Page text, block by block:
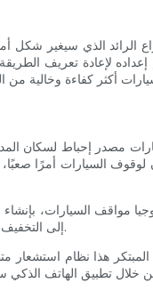
الرائد الذي سيغير
لإعادة تعريف
مصدر إحباط لسكان
لوقوف السيارات أمرًا
إلى التخفيف من المشاكل الشائعة المرتبطة بمواقف السيارات، من خلال تقديم تجربة صف سيارات سلسة وخالية من التوتر لكل من السائقين ومشغلي مواقف السيارات.
هذا نظام استشعار